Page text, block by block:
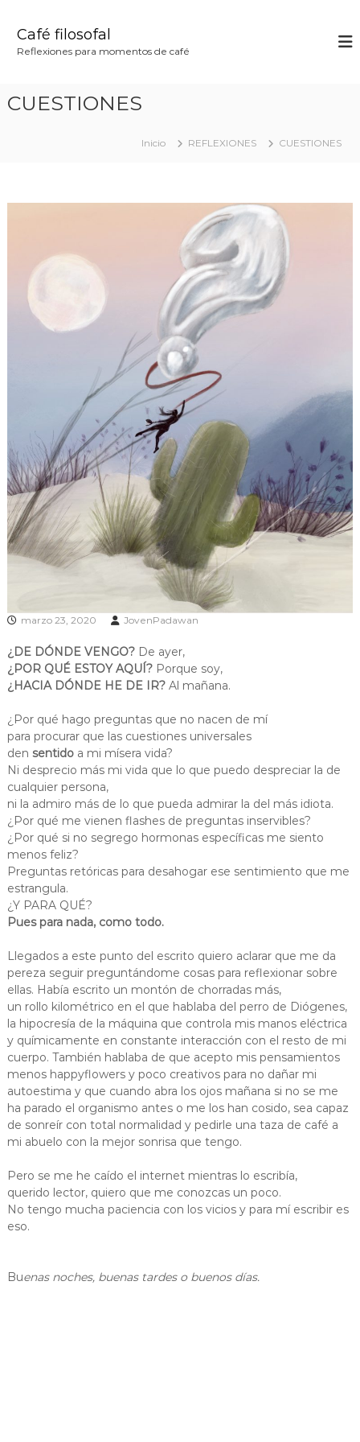
Café filosofal
Reflexiones para momentos de café
CUESTIONES
Inicio REFLEXIONES CUESTIONES
marzo 23, 2020 JovenPadawan
¿DE DÓNDE VENGO?De ayer,
¿POR QUÉ ESTOY AQUÍ? Porque soy,
¿HACIA DÓNDE HE DE IR?Al mañana.
¿Por qué hago preguntas que no nacen de mí
para procurar que las cuestiones universales
den sentidoa mi mísera vida?
Ni desprecio más mi vida que lo que puedo despreciar la de
cualquier persona,
ni la admiro más de lo que pueda admirar la del más idiota.
¿Por qué me vienen flashes de preguntas inservibles?
¿Por qué si no segrego hormonas específicas me siento
menos feliz?
Preguntas retóricas para desahogar ese sentimiento que me
estrangula.
¿Y PARA QUÉ?
Pues para nada, como todo.
Llegados a este punto del escrito quiero aclarar que me da
pereza seguir preguntándome cosas para reflexionar sobre
ellas. Había escrito un montón de chorradas más,
un rollo kilométrico en el que hablaba del perro de Diógenes,
la hipocresía de la máquina que controla mis manos eléctrica
y químicamente en constante interacción con el resto de mi
cuerpo. También hablaba de que acepto mis pensamientos
menos happyflowers y poco creativos para no dañar mi
autoestima y que cuando abra los ojos mañana si no se me
ha parado el organismo antes o me los han cosido, sea capaz
de sonreír con total normalidad y pedirle una taza de café a
mi abuelo con la mejor sonrisa que tengo.
Pero se me he caído el internet mientras lo escribía,
querido lector, quiero que me conozcas un poco.
No tengo mucha paciencia con los vicios y para mí escribir es
eso.
Buenas noches, buenas tardes o buenos días.